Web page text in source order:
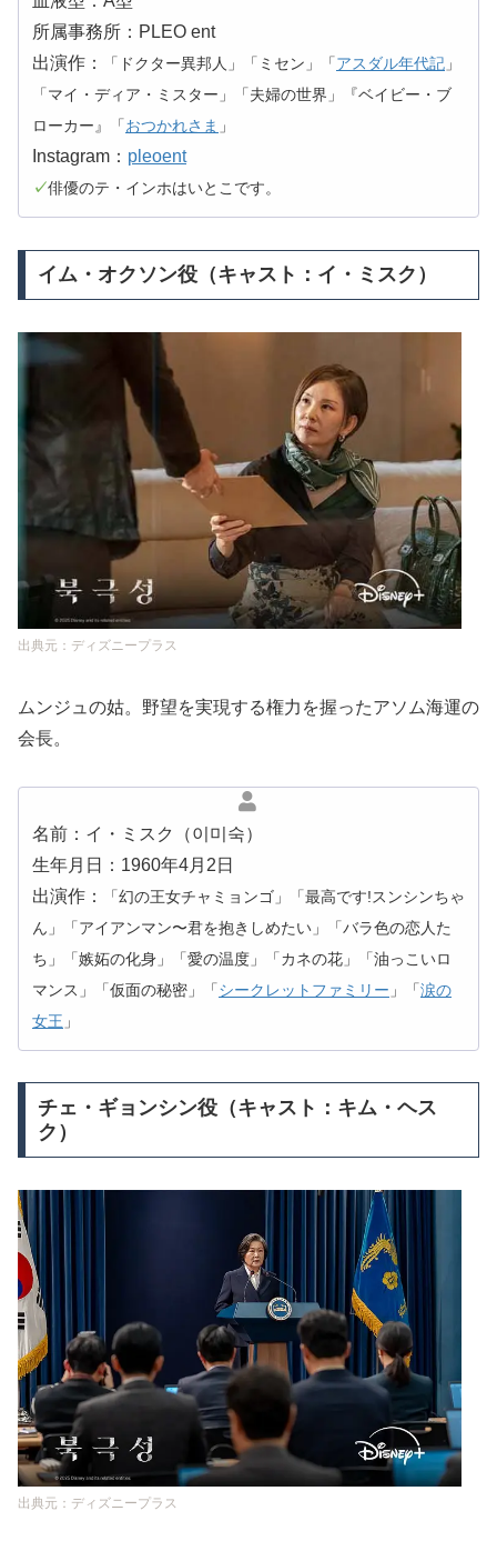
所属事務所：PLEO ent
出演作：
「ドクター異邦人」「ミセン」「アスダル年代記 」
「マイ・ディア・ミスター」「夫婦の世界」『ベイビー・ブ
ローカー』「おつかれさま 」
Instagram： pleoent
✓俳優のテ・インホはいとこです。
イム・オクソン役（キャスト：イ・ミスク）
出典元：ディズニープラス
ムンジュの姑。野望を実現する権力を握ったアソム海運の
会長。
名前：イ・ミスク（이미숙）
生年月日：1960年4月2日
出演作：
「幻の王女チャミョンゴ」「最高です!スンシンちゃ
ん」「アイアンマン〜君を抱きしめたい」「バラ色の恋人た
ち」「嫉妬の化身」「愛の温度」「カネの花」「油っこいロ
マンス」「仮面の秘密」「シークレットファミリー 」「涙の
女王 」
チェ・ギョンシン役（キャスト：キム・ヘス
ク）
出典元：ディズニープラス